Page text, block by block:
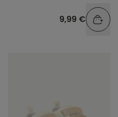
9,99 €